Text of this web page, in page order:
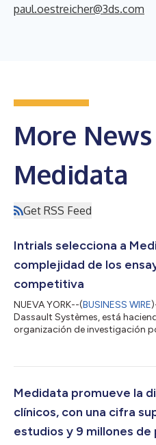
paul.oestreicher@3ds.com
More
Medidata
Get RSS Feed
Intrials selecciona a
complejidad de los
competitiva
NUEVA YORK--(BUSINESS WIRE
Dassault Systèmes, está
organización de investigación
acuerdo, que incluye
en sus ofertas en
administrar ensayos más
Medidata promueve la
clínicos, con una cifra
estudios y 9 millones